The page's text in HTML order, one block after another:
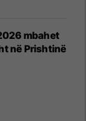
mbahet
në Prishtinë